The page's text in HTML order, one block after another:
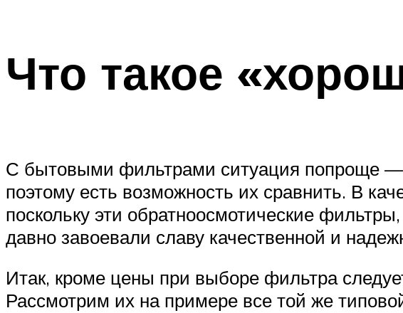
Что такое
С бытовыми фильтрами ситуация попроще —
поэтому есть возможность их сравнить. В
поскольку эти обратноосмотические
давно завоевали славу качественной и
Итак, кроме цены при выборе фильтра
Рассмотрим их на примере все той же